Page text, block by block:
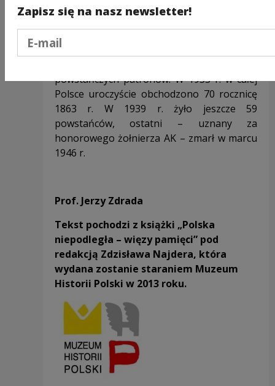
straconych 5 sierpnia 1864 r. Tradycja
powstania została wpisana do oficjalnych
obchodów świąt państwowych, a weterani
należeli do ich honorowych uczestników.
powstańczych patronów. W 1933 r. w całej
Polsce uroczyście obchodzono 70 rocznicę
1863 r. W 1939 r. żyło jeszcze 59
powstańców, ostatni – uznany za
honorowego żołnierza AK – zmarł w marcu
1946 r.
Prof. Jerzy Zdrada
Tekst pochodzi z książki „Polska
niepodległa – więzy pamięci” pod
redakcją Zdzisława Najdera, która
wydana zostanie staraniem Muzeum
Historii Polski w 2013 roku.
Zapisz się na nasz newsletter!